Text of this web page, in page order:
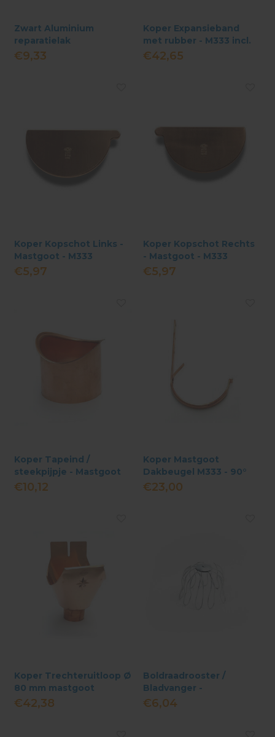
Zwart Aluminium
reparatielak
€9,33
Koper Expansieband
met rubber - M333 incl.
kraal
€42,65
Koper Kopschot Links -
Mastgoot - M333
€5,97
Koper Kopschot Rechts
- Mastgoot - M333
€5,97
Koper Tapeind /
steekpijpje - Mastgoot
€10,12
Koper Mastgoot
Dakbeugel M333 - 90°
Met Lip
€23,00
Koper Trechteruitloop Ø
80 mm mastgoot
€42,38
Boldraadrooster /
Bladvanger -
Gegalvaniseerd
€6,04